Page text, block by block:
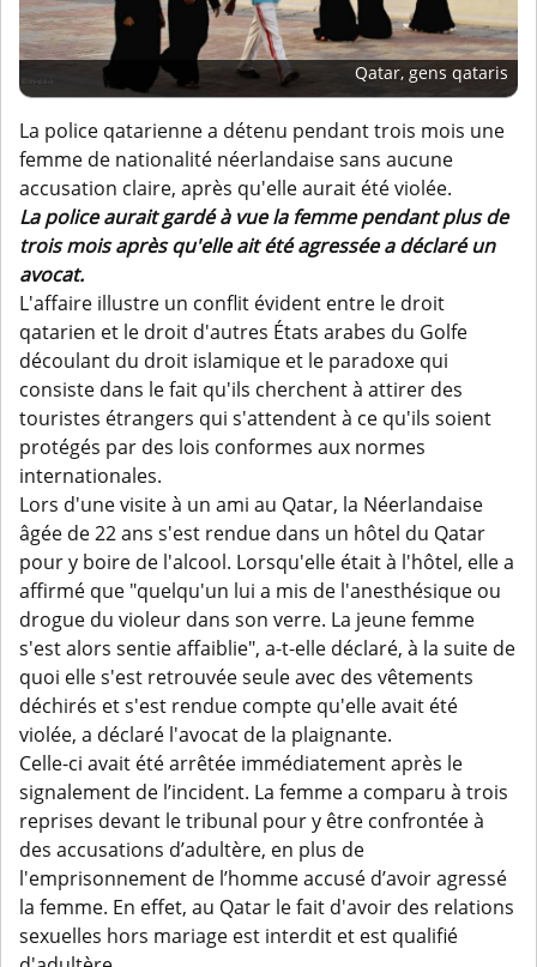
Qatar, gens qataris
La police qatarienne a détenu pendant trois mois une
femme de nationalité néerlandaise sans aucune
accusation claire, après qu'elle aurait été violée.
La police aurait gardé à vue la femme pendant plus de
trois mois après qu'elle ait été agressée a déclaré un
avocat.
L'affaire illustre un conflit évident entre le droit
qatarien et le droit d'autres États arabes du Golfe
découlant du droit islamique et le paradoxe qui
consiste dans le fait qu'ils cherchent à attirer des
touristes étrangers qui s'attendent à ce qu'ils soient
protégés par des lois conformes aux normes
internationales.
Lors d'une visite à un ami au Qatar, la Néerlandaise
âgée de 22 ans s'est rendue dans un hôtel du Qatar
pour y boire de l'alcool. Lorsqu'elle était à l'hôtel, elle a
affirmé que "quelqu'un lui a mis de l'anesthésique ou
drogue du violeur dans son verre. La jeune femme
s'est alors sentie affaiblie", a-t-elle déclaré, à la suite de
quoi elle s'est retrouvée seule avec des vêtements
déchirés et s'est rendue compte qu'elle avait été
violée, a déclaré l'avocat de la plaignante.
Celle-ci avait été arrêtée immédiatement après le
signalement de l’incident. La femme a comparu à trois
reprises devant le tribunal pour y être confrontée à
des accusations d’adultère, en plus de
l'emprisonnement de l’homme accusé d’avoir agressé
la femme. En effet, au Qatar le fait d'avoir des relations
sexuelles hors mariage est interdit et est qualifié